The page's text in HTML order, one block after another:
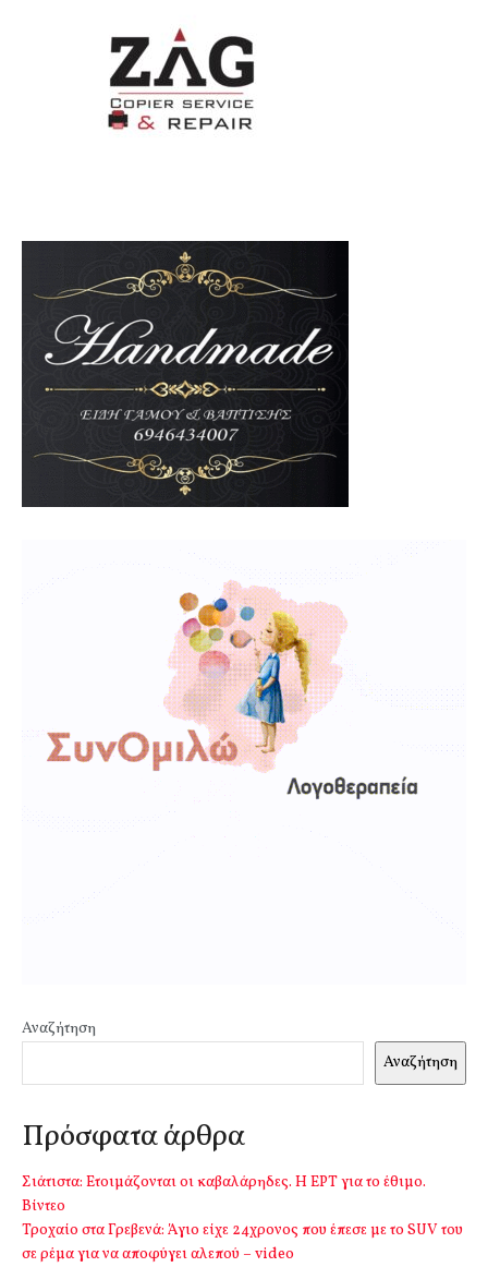
Αναζήτηση
Αναζήτηση
Πρόσφατα άρθρα
Σιάτιστα: Ετοιμάζονται οι καβαλάρηδες. Η ΕΡΤ για το έθιμο.
Βίντεο
Τροχαίο στα Γρεβενά: Άγιο είχε 24χρονος που έπεσε με το SUV του
σε ρέμα για να αποφύγει αλεπού – video